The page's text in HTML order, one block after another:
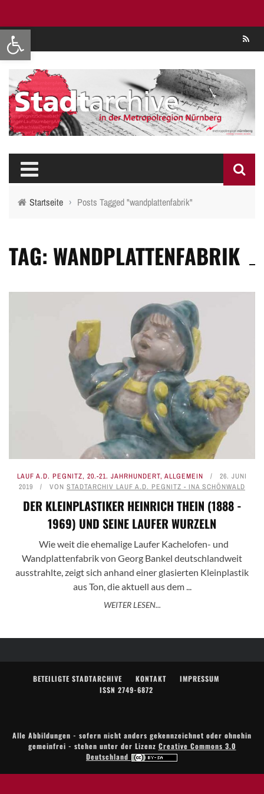
Werkzeugleiste öffnen
Startseite › Posts Tagged "wandplattenfabrik"
TAG: WANDPLATTENFABRIK
LAUF A.D. PEGNITZ, 20.-21. JAHRHUNDERT, ALLGEMEIN
26. JUNI
2019
VON STADTARCHIV LAUF A.D. PEGNITZ - INA SCHÖNWALD
DER KLEINPLASTIKER HEINRICH THEIN (1888 -
1969) UND SEINE LAUFER WURZELN
Wie weit die ehemalige Laufer Kachelofen- und
Wandplattenfabrik von Georg Bankel deutschlandweit
ausstrahlte, zeigt sich anhand einer glasierten Kleinplastik
aus Ton, die aktuell aus dem ...
WEITER LESEN...
BETEILIGTE STADTARCHIVE KONTAKT
IMPRESSUM
ISSN 2749-6872
Alle Abbildungen - sofern nicht anders gekennzeichnet oder ohnehin
gemeinfrei - stehen unter der Lizenz Creative Commons 3.0
Deutschland